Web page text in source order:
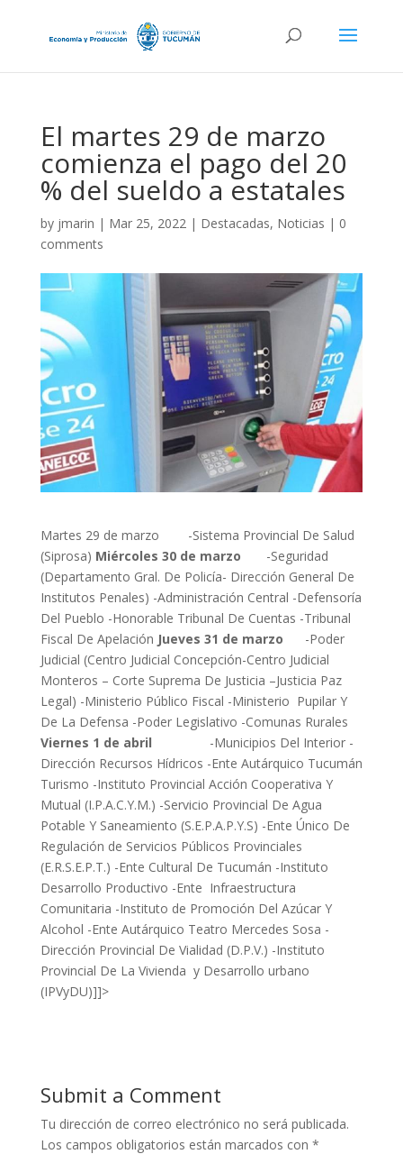
El martes 29 de marzo
comienza el pago del 20
% del sueldo a estatales
by jmarin | Mar 25, 2022| Destacadas, Noticias | 0
comments
Martes 29 de marzo -Sistema Provincial De Salud
(Siprosa) Miércoles 30 de marzo
-Seguridad
(Departamento Gral. De Policía- Dirección General De
Institutos Penales) -Administración Central -Defensoría
Del Pueblo -Honorable Tribunal De Cuentas -Tribunal
Fiscal De Apelación Jueves 31 de marzo
-Poder
Judicial (Centro Judicial Concepción-Centro Judicial
Monteros – Corte Suprema De Justicia –Justicia Paz
Legal) -Ministerio Público Fiscal -Ministerio Pupilar Y
De La Defensa -Poder Legislativo -Comunas Rurales
Viernes 1 de abril
-Municipios Del Interior -
Dirección Recursos Hídricos -Ente Autárquico Tucumán
Turismo -Instituto Provincial Acción Cooperativa Y
Mutual (I.P.A.C.Y.M.) -Servicio Provincial De Agua
Potable Y Saneamiento (S.E.P.A.P.Y.S) -Ente Único De
Regulación de Servicios Públicos Provinciales
(E.R.S.E.P.T.) -Ente Cultural De Tucumán -Instituto
Desarrollo Productivo -Ente Infraestructura
Comunitaria -Instituto de Promoción Del Azúcar Y
Alcohol -Ente Autárquico Teatro Mercedes Sosa -
Dirección Provincial De Vialidad (D.P.V.) -Instituto
Provincial De La Vivienda y Desarrollo urbano
(IPVyDU)]]>
Submit a Comment
Tu dirección de correo electrónico no será publicada.
Los campos obligatorios están marcados con *